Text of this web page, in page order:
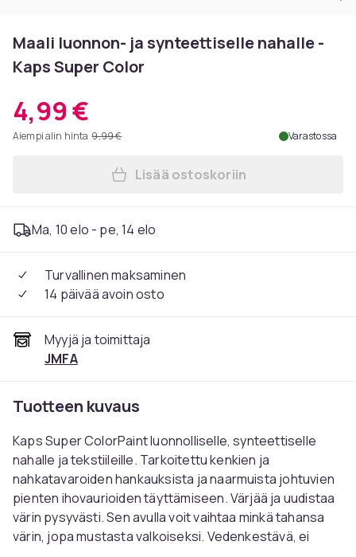
Maali luonnon- ja synteettiselle nahalle -
Kaps Super Color
4,99 €
Aiempi alin hinta 9,99 € Varastossa
Lisää Maali luonnon- ja
Lisää ostoskoriin
Ma, 10 elo - pe, 14 elo
Turvallinen maksaminen
14 päivää avoin osto
Myyjä ja toimittaja
JMFA
Tuotteen kuvaus
Kaps Super ColorPaint luonnolliselle, synteettiselle
nahalle ja tekstiileille. Tarkoitettu kenkien ja
nahkatavaroiden hankauksista ja naarmuista johtuvien
pienten ihovaurioiden täyttämiseen. Värjää ja uudistaa
värin pysyvästi. Sen avulla voit vaihtaa minkä tahansa
värin, jopa mustasta valkoiseksi. Vedenkestävä, ei